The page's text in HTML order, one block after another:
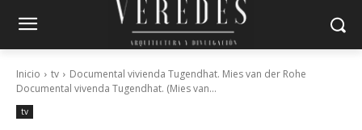
Inicio tv
Documental vivienda Tugendhat. Mies van der Rohe
Documental vivenda Tugendhat. (Mies van...
tv